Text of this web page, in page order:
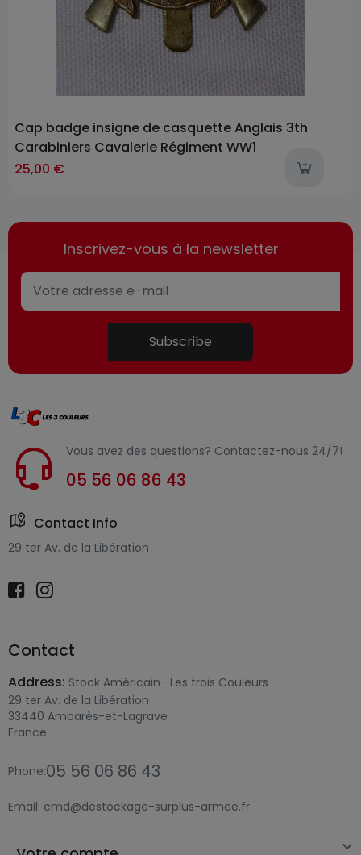
Cap badge insigne de casquette Anglais 3th
Carabiniers Cavalerie Régiment WW1
25,00 €
Inscrivez-vous à la newsletter
Subscribe
Vous avez des questions? Contactez-nous 24/7!
05 56 06 86 43
Contact Info
29 ter Av. de la Libération
Contact
Address: Stock Américain- Les trois Couleurs
29 ter Av. de la Libération
33440 Ambarès-et-Lagrave
France
Phone:05 56 06 86 43
Email: cmd@destockage-surplus-armee.fr
